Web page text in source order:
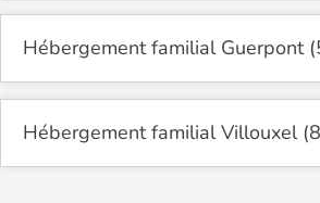
Hébergement familial Guerpont
Hébergement familial Villouxel